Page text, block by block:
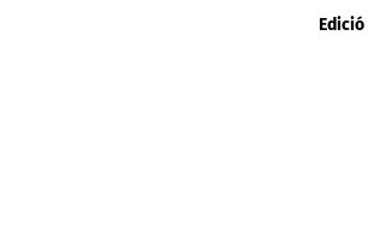
Edició